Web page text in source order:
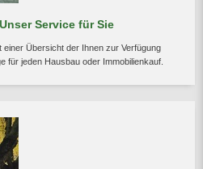
Service für Sie
einer Übersicht der Ihnen zur Verfügung
für jeden Hausbau oder Immobilienkauf.